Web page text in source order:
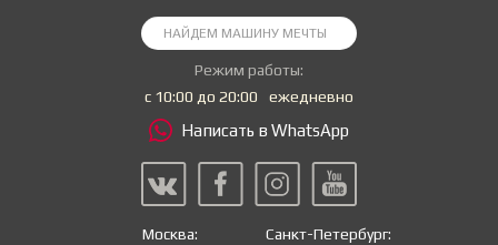
Режим работы:
с 10:00 до 20:00
ежедневно
Написать в WhatsApp
Москва:
Санкт-Петербург: